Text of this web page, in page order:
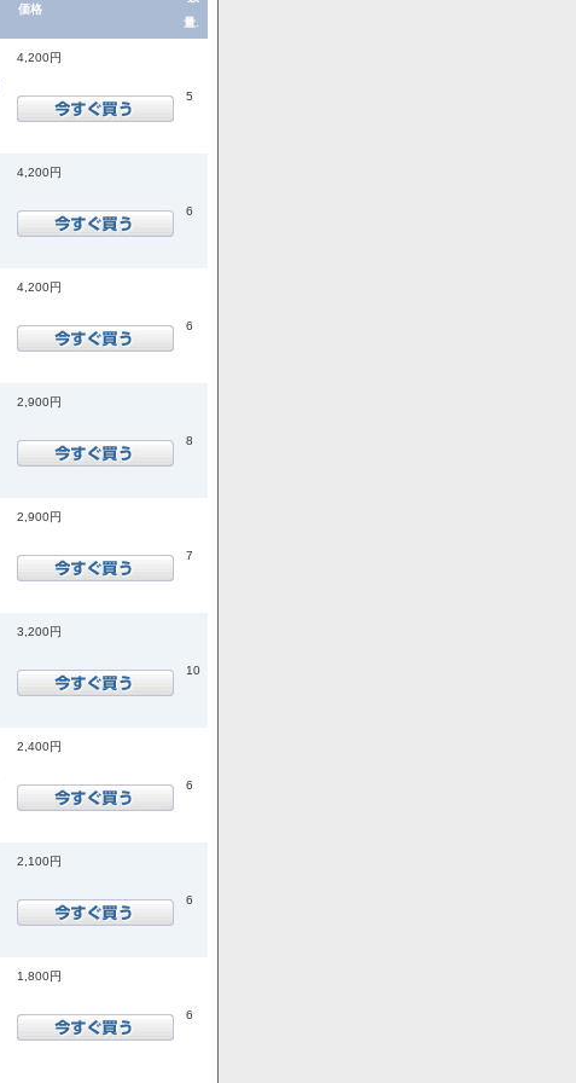
価格
量.
4,200円
5
4,200円
6
4,200円
6
2,900円
8
2,900円
7
3,200円
10
2,400円
6
2,100円
6
1,800円
6